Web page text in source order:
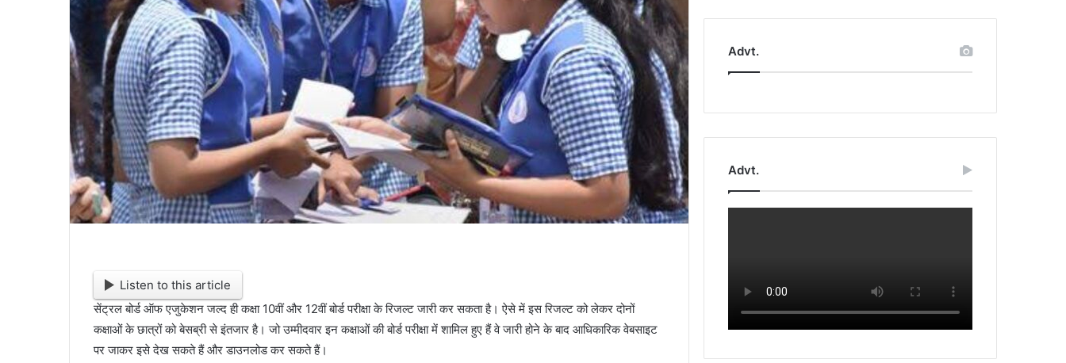
Listen to this article
सेंट्रल बोर्ड ऑफ एजुकेशन जल्द ही कक्षा 10वीं और 12वीं बोर्ड परीक्षा के रिजल्ट जारी कर सकता है। ऐसे में इस रिजल्ट को लेकर दोनों
कक्षाओं के छात्रों को बेसब्री से इंतजार है। जो उम्मीदवार इन कक्षाओं की बोर्ड परीक्षा में शामिल हुए हैं वे जारी होने के बाद आधिकारिक वेबसाइट
पर जाकर इसे देख सकते हैं और डाउनलोड कर सकते हैं।
Advt.
Advt.